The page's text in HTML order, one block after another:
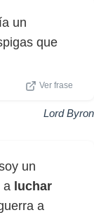
un
que
Ver frase
Lord Byron
un
a luchar
a